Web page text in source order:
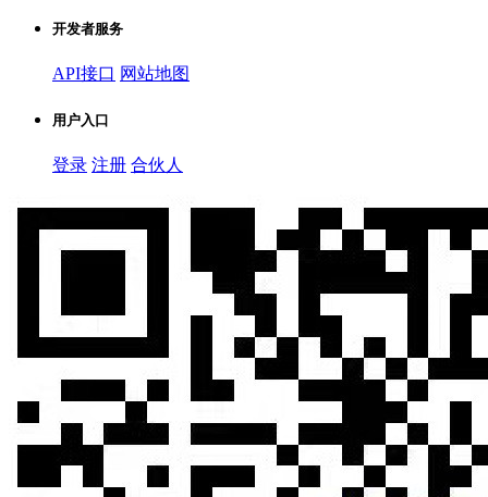
开发者服务
API接口 网站地图
用户入口
登录 注册 合伙人